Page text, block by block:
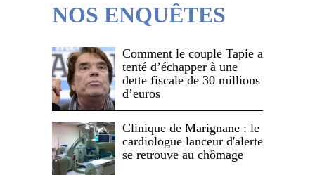
NOS ENQUÊTES
Comment le couple Tapie a
tenté d’échapper à une
dette fiscale de 30 millions
d’euros
Clinique de Marignane : le
cardiologue lanceur d'alerte
se retrouve au chômage